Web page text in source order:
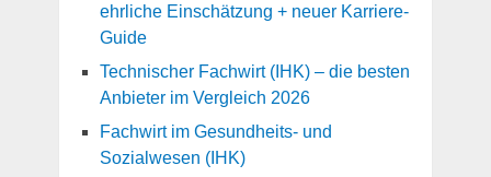
ehrliche Einschätzung + neuer Karriere-
Guide
Technischer Fachwirt (IHK) – die besten
Anbieter im Vergleich 2026
Fachwirt im Gesundheits- und
Sozialwesen (IHK)